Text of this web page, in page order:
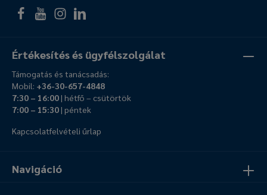
Navigáció
Értékesítés és ügyfélszolgálat
Támogatás és tanácsadás:
Mobil: +36-30-657-4848
7:30 – 16:00| hétfő – csütörtök
7:00 – 15:30| péntek
Kapcsolatfelvételi űrlap